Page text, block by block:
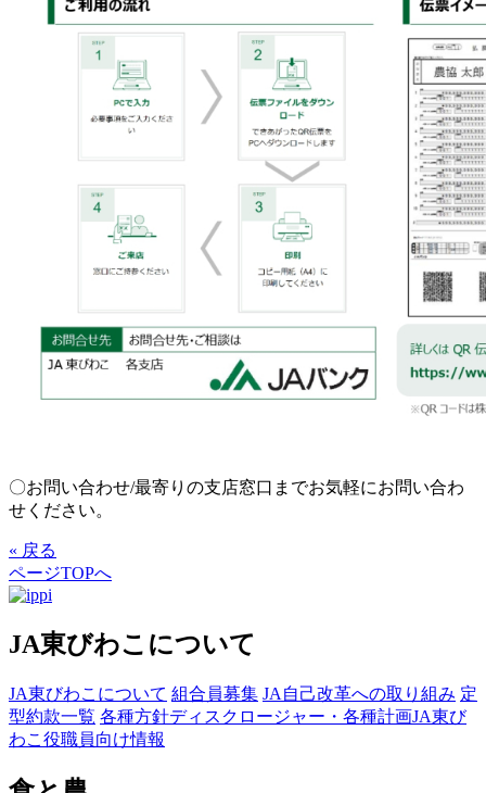
〇お問い合わせ/最寄りの支店窓口までお気軽にお問い合わ
せください。
« 戻る
ページTOPへ
JA東びわこについて
JA東びわこについて 組合員募集 JA自己改革への取り組み 定
型約款一覧 各種方針ディスクロージャー・各種計画JA東び
わこ役職員向け情報